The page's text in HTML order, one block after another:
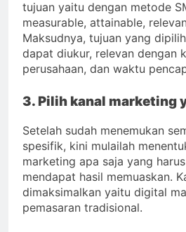
tujuan yaitu dengan metode
measurable, attainable,
Maksudnya, tujuan yang
dapat diukur, relevan dengan
perusahaan, dan waktu
3. Pilih kanal marketing
Setelah sudah menemukan
spesifik, kini mulailah
marketing apa saja yang
mendapat hasil memuaskan.
dimaksimalkan yaitu digital
pemasaran tradisional.